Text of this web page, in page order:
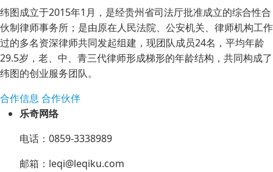
纬图成立于2015年1月，是经贵州省司法厅批准成立的综合性合
伙制律师事务所；是由原在人民法院、公安机关、律师机构工作
过的多名资深律师共同发起组建，现团队成员24名，平均年龄
29.5岁，老、中、青三代律师形成梯形的年龄结构，共同构成了
纬图的创业服务团队。
合作信息合作伙伴
乐奇网络
电话：0859-3338989
邮箱：leqi@leqiku.com